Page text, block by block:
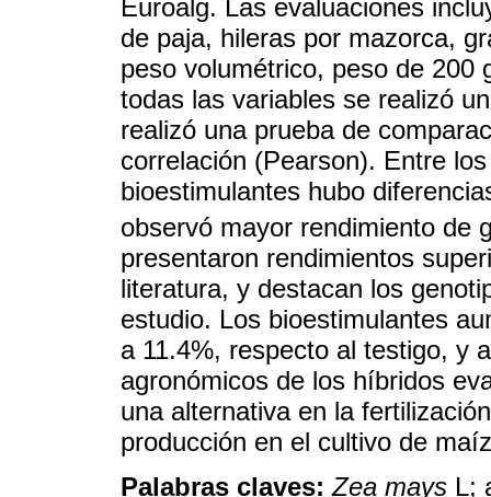
Euroalg. Las evaluaciones
de paja, hileras por mazorca,
peso volumétrico, peso de 200
todas las variables se realizó
realizó una prueba de
correlación (Pearson). Entre
bioestimulantes hubo
observó mayor rendimiento de
presentaron rendimientos
literatura, y destacan los
estudio. Los bioestimulantes
a 11.4%, respecto al testigo, y
agronómicos de los híbridos
una alternativa en la
producción en el cultivo de
Palabras claves:Zea mays L;